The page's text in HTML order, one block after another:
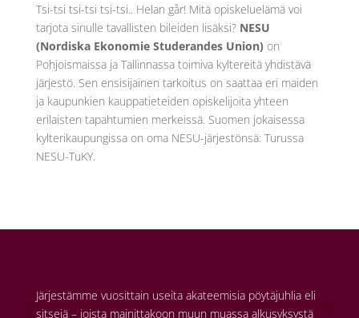
Tsi-tsi tsi-tsi tsi-tsi.. Helan går! Mitä opiskeluelämä voi
tarjota sinulle tavallisten bileiden lisäksi? NESU
(Nordiska Ekonomie Studerandes Union) on
Pohjoismaissa ja Tallinnassa toimiva kyltereitä yhdistävä
järjestö. Sen ensisijainen tarkoitus on saattaa eri maiden
ja kaupunkien kauppatieteiden opiskelijoita yhteen
erilaisten tapahtumien merkeissä. Suomen jokaisessa
kylterikaupungissa on oma NESU-järjestönsä: Turussa
NESU-TuKY.
Järjestämme vuosittain useita akateemisia pöytäjuhlia eli
sitsejä – joista mainittakoon muun muassa alkusyksystä